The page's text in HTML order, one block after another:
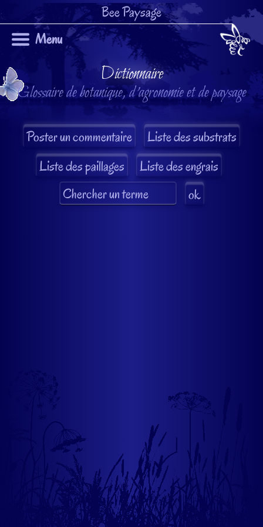
Bee Paysage
Menu
Dictionnaire
Glossaire de botanique, d'agronomie et de paysage
Liste des substrats
Liste des paillages
Liste des engrais